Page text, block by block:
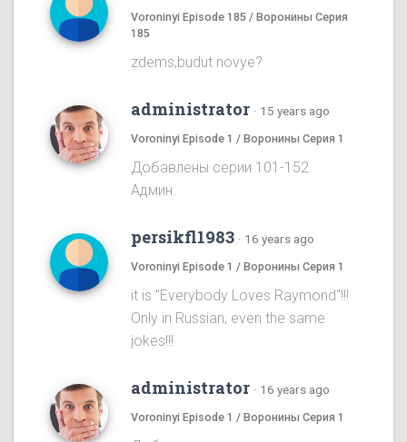
Voroninyi Episode 185 / Воронины Серия
185
zdems,budut novye?
administrator · 15 years ago
Voroninyi Episode 1 / Воронины Серия 1
Добавлены серии 101-152.
Админ.
persikfl1983 · 16 years ago
Voroninyi Episode 1 / Воронины Серия 1
it is "Everybody Loves Raymond"!!!
Only in Russian, even the same
jokes!!!
administrator · 16 years ago
Voroninyi Episode 1 / Воронины Серия 1